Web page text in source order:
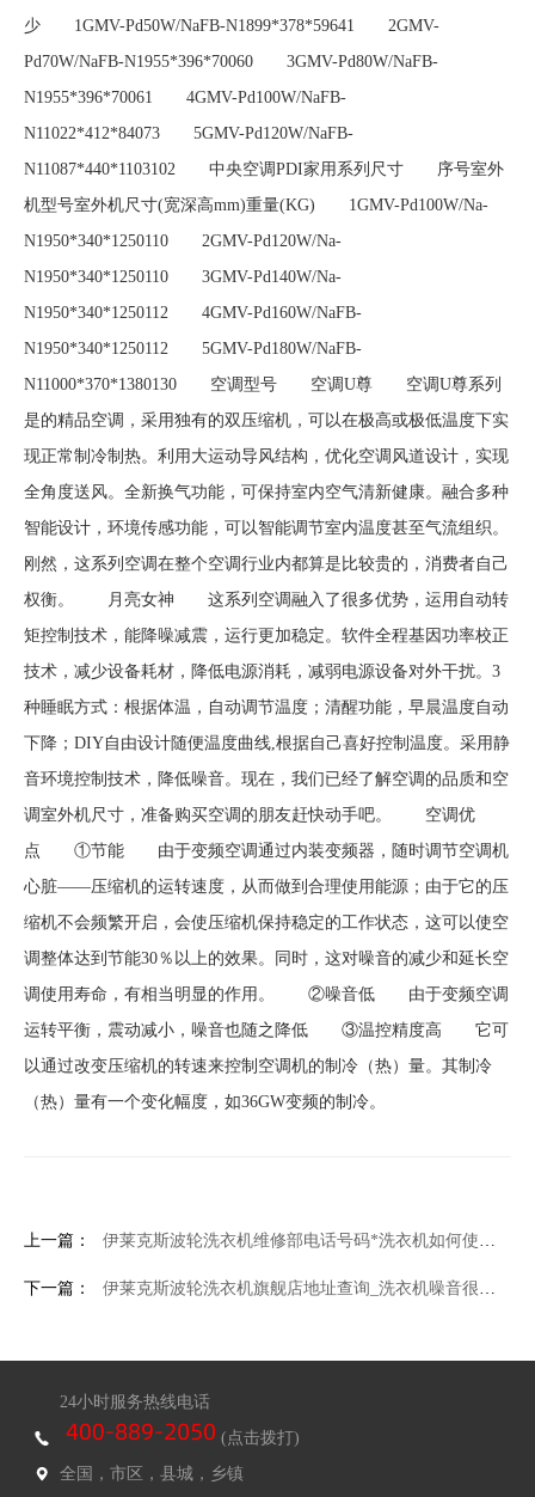
少 1GMV-Pd50W/NaFB-N1899*378*59641 2GMV-
Pd70W/NaFB-N1955*396*70060 3GMV-Pd80W/NaFB-
N1955*396*70061 4GMV-Pd100W/NaFB-
N11022*412*84073 5GMV-Pd120W/NaFB-
N11087*440*1103102 中央空调PDI家用系列尺寸 序号室外
机型号室外机尺寸(宽深高mm)重量(KG) 1GMV-Pd100W/Na-
N1950*340*1250110 2GMV-Pd120W/Na-
N1950*340*1250110 3GMV-Pd140W/Na-
N1950*340*1250112 4GMV-Pd160W/NaFB-
N1950*340*1250112 5GMV-Pd180W/NaFB-
N11000*370*1380130 空调型号 空调U尊 空调U尊系列
是的精品空调，采用独有的双压缩机，可以在极高或极低温度下实
现正常制冷制热。利用大运动导风结构，优化空调风道设计，实现
全角度送风。全新换气功能，可保持室内空气清新健康。融合多种
智能设计，环境传感功能，可以智能调节室内温度甚至气流组织。
刚然，这系列空调在整个空调行业内都算是比较贵的，消费者自己
权衡。 月亮女神 这系列空调融入了很多优势，运用自动转
矩控制技术，能降噪减震，运行更加稳定。软件全程基因功率校正
技术，减少设备耗材，降低电源消耗，减弱电源设备对外干扰。3
种睡眠方式：根据体温，自动调节温度；清醒功能，早晨温度自动
下降；DIY自由设计随便温度曲线,根据自己喜好控制温度。采用静
音环境控制技术，降低噪音。现在，我们已经了解空调的品质和空
调室外机尺寸，准备购买空调的朋友赶快动手吧。 空调优
点 ①节能 由于变频空调通过内装变频器，随时调节空调机
心脏——压缩机的运转速度，从而做到合理使用能源；由于它的压
缩机不会频繁开启，会使压缩机保持稳定的工作状态，这可以使空
调整体达到节能30％以上的效果。同时，这对噪音的减少和延长空
调使用寿命，有相当明显的作用。 ②噪音低 由于变频空调
运转平衡，震动减小，噪音也随之降低 ③温控精度高 它可
以通过改变压缩机的转速来控制空调机的制冷（热）量。其制冷
（热）量有一个变化幅度，如36GW变频的制冷。
上一篇： 伊莱克斯波轮洗衣机维修部电话号码*洗衣机如何使用 洗衣机的使用技巧
下一篇： 伊莱克斯波轮洗衣机旗舰店地址查询_洗衣机噪音很大怎么办-滚筒响
24小时服务热线电话
(点击拨打)
全国，市区，县城，乡镇